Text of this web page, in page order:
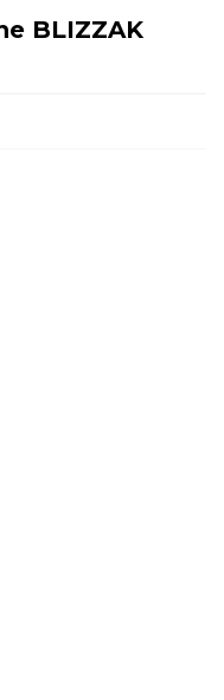
BLIZZAK